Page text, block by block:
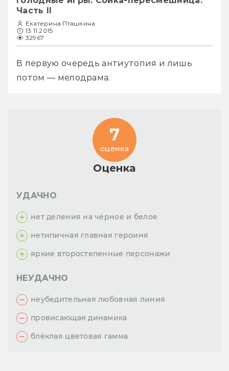
Часть II
Екатерина Пташкина
13.11.2015
32967
В первую очередь антиутопия и лишь
потом — мелодрама.
Оценка
7
оценка
УДАЧНО
нет деления на чёрное и белое
нетипичная главная героиня
яркие второстепенные персонажи
НЕУДАЧНО
неубедительная любовная линия
провисающая динамика
блёклая цветовая гамма